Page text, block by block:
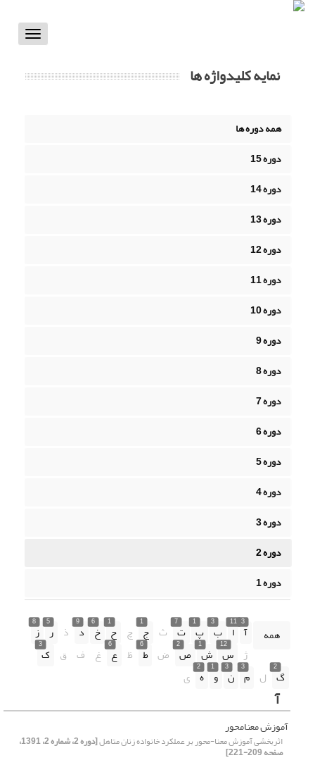
Toggle
نمایه کلیدواژه ها
همه دوره ها
دوره 15
دوره 14
دوره 13
دوره 12
دوره 11
دوره 10
دوره 9
دوره 8
دوره 7
دوره 6
دوره 5
دوره 4
دوره 3
دوره 2
دوره 1
همه
3
آ
11
ا
3
ب
1
پ
7
ت ث
1
ج چ
1
ح
6
خ
9
د ذ
5
ر
8
ز
ژ
12
س
1
ش
2
ص ض
6
ط ظ
6
ع غ ف ق
3
ک
2
گ ل
3
م
3
ن
1
و
2
ه ی
آ
آموزش معنامحور
اثربخشی آموزش معنا-محور بر عملکرد خانواده زنان متاهل [دوره 2، شماره 2، 1391،
صفحه 209-221]